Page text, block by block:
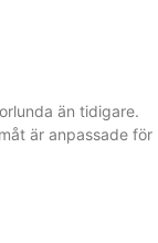
än tidigare.
är anpassade för